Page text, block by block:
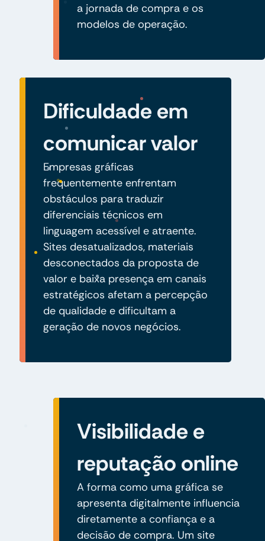
a jornada de compra e os
modelos de operação.
Dificuldade em
comunicar valor
Empresas gráficas
frequentemente enfrentam
obstáculos para traduzir
diferenciais técnicos em
linguagem acessível e atraente.
Sites desatualizados, materiais
desconectados da proposta de
valor e baixa presença em canais
estratégicos afetam a percepção
de qualidade e dificultam a
geração de novos negócios.
Visibilidade e
reputação online
A forma como uma gráfica se
apresenta digitalmente influencia
diretamente a confiança e a
decisão de compra. Um site